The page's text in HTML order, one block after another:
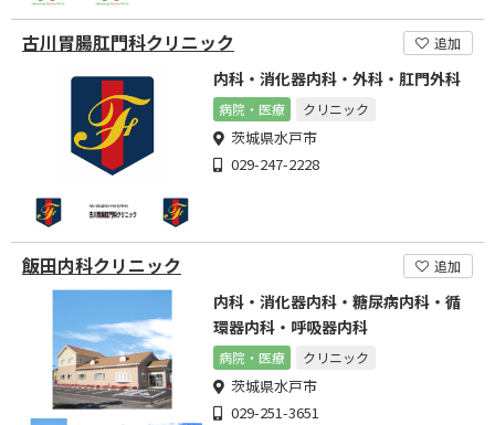
古川胃腸肛門科クリニック 追加
内科・消化器内科・外科・肛門外科
病院・医療 クリニック
茨城県水戸市
029-247-2228
飯田内科クリニック 追加
内科・消化器内科・糖尿病内科・循
環器内科・呼吸器内科
病院・医療 クリニック
茨城県水戸市
029-251-3651